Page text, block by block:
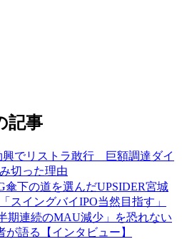
記事
興でリストラ敢行 巨額調達ダイ
切った理由
傘下の道を選んだUPSIDER宮城
イングバイIPO当然目指す」
期連続のMAU減少」を恐れない
語る【インタビュー】